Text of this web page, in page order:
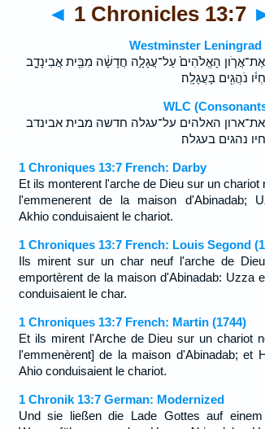
◄ 1 Chronicles 13:7
Westminster Leningrad
אֶת־אֲרֹ֤ון הָאֱלֹהִים֙ עַל־עֲגָלָ֣ה חֲדָשָׁ֔ה מִבֵּ֖ית אֲבִינָדָ֑ב
נֹהֲגִ֖ים בָּעֲגָלָֽה׃
WLC
את־ארון האלהים על־עגלה חדשה מבית אבינדב
נהגים בעגלה׃
1 Chroniques 13:7 French: Darby
Et ils monterent l'arche de Dieu sur un chariot
l'emmenerent de la maison d'Abinadab;
Akhio conduisaient le chariot.
1 Chroniques 13:7 French: Louis Segond
Ils mirent sur un char neuf l'arche de
emportèrent de la maison d'Abinadab: Uzza
conduisaient le char.
1 Chroniques 13:7 French: Martin (1744)
Et ils mirent l'Arche de Dieu sur un chariot
l'emmenèrent] de la maison d'Abinadab; et
Ahio conduisaient le chariot.
1 Chronik 13:7 German: Modernized
Und sie ließen die Lade Gottes auf einem